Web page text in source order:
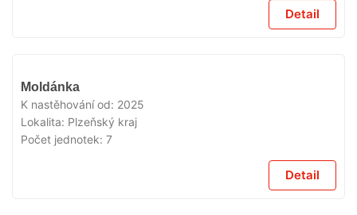
Detail
Moldánka
K nastěhování od: 2025
Lokalita: Plzeňský kraj
Počet jednotek: 7
Detail